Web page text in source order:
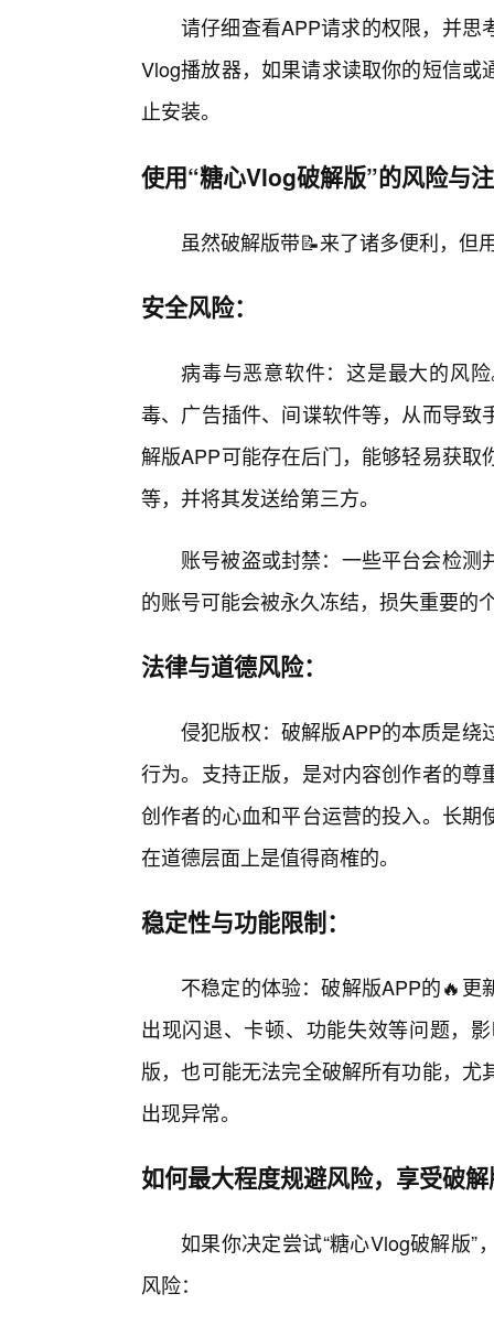
请仔细查看APP请求的权限，并思
Vlog播放器，如果请求读取你的短信
止安装。
使用“糖心Vlog破解版”的风险与
虽然破解版带📝来了诸多便利，但
安全风险：
病毒与恶意软件：这是最大的风
毒、广告插件、间谍软件等，从而导
解版APP可能存在后门，能够轻易获
等，并将其发送给第三方。
账号被盗或封禁：一些平台会检
的账号可能会被永久冻结，损失重要的
法律与道德风险：
侵犯版权：破解版APP的本质是绕
行为。支持正版，是对内容创作者的
创作者的心血和平台运营的投入。长
在道德层面上是值得商榷的。
稳定性与功能限制：
不稳定的体验：破解版APP的🔥
出现闪退、卡顿、功能失效等问题，
版，也可能无法完全破解所有功能，
出现异常。
如何最大程度规避风险，享受破
如果你决定尝试“糖心Vlog破解版
风险：